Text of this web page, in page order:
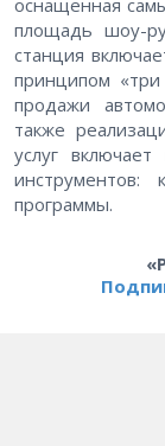
оснащенная
площадь шоу-
станция
принципом
продажи
также
услуг
инструментов:
программы.